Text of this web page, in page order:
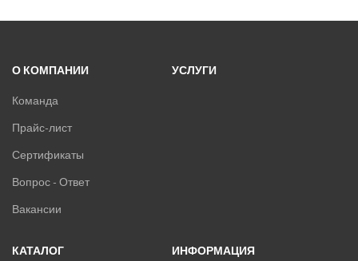
О КОМПАНИИ
Команда
Прайс-лист
Сертификаты
Вопрос - Ответ
Вакансии
УСЛУГИ
КАТАЛОГ
ИНФОРМАЦИЯ